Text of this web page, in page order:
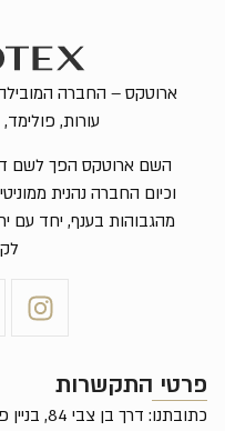
פרטי התקשרות
ארוטקס – החברה המובילה
עורות, פולימד,
השם ארוטקס הפך לשם
וכיום החברה נהנית
מהגבוהות בענף, יחד עם